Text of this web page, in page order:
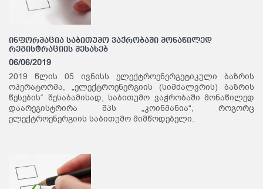
ინფორმაცია საბითუმო ვაჭრობაში მონაწილედ
რეგისტრაციის შესახებ
06/06/2019
2019 წლის 05 ივნისს ელექტროენერგეტიკული ბაზრის
ოპერატორმა, „ელექტროენერგიის (სიმძალვრის) ბაზრის
წესების“ შესაბამისად, საბითუმო ვაჭრობაში მონაწილედ
დაარეგისტრირა შპს „კოინმანია“, როგორც
ელექტროენერგიის საბითუმო მიმწოდებელი.